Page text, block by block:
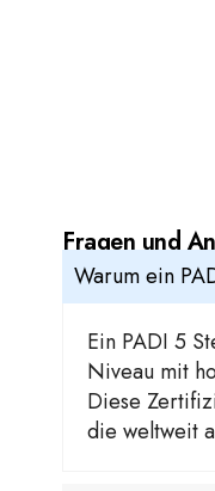
Fragen und
Warum ein
Ein PADI 5
Niveau mit
Diese
die weltweit